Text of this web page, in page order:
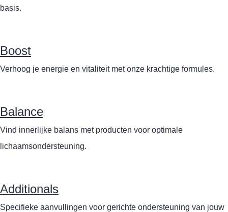
basis.
Boost
Verhoog je energie en vitaliteit met onze krachtige formules.
Balance
Vind innerlijke balans met producten voor optimale
lichaamsondersteuning.
Additionals
Specifieke aanvullingen voor gerichte ondersteuning van jouw